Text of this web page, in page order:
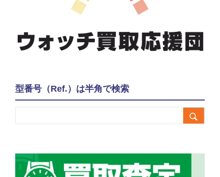
型番号（Ref.）は半角で検索
